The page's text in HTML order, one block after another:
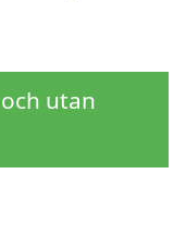
utan